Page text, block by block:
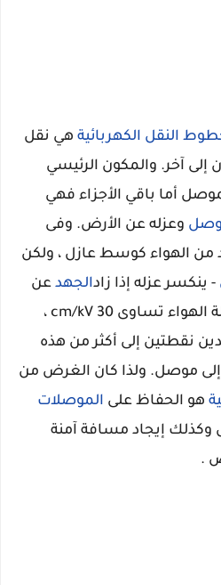
النقل الكهربائية هي نقل
إلى آخر. والمكون الرئيسي
أما باقي الأجزاء فهي
وعزله عن الأرض. وفى
من الهواء كوسط عازل ، ولكن
- ينكسر عزله إذا زادالجهد عن
قيمة معينة ، وهى فى حالة الهواء تساوى cm/kV 30 ،
نقطتين إلى أكثر من هذه
إلى موصل. ولذا كان الغرض من
هو الحفاظ على الموصلات
وكذلك إيجاد مسافة آمنة
.